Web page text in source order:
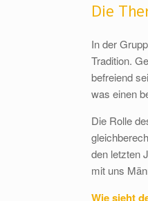
Die
In der
Tradition.
befreiend
was einen
Die Rolle
den letzten
mit uns
Wie sieht